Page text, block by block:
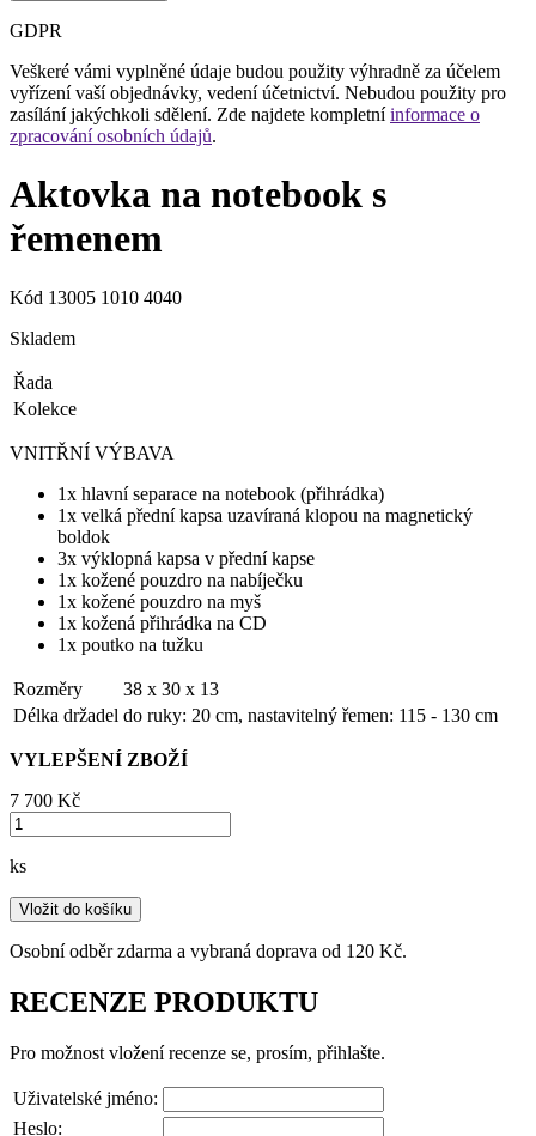
GDPR
Veškeré vámi vyplněné údaje budou použity výhradně za účelem
vyřízení vaší objednávky, vedení účetnictví. Nebudou použity pro
zasílání jakýchkoli sdělení. Zde najdete kompletníinformace o
zpracování osobních údajů.
Aktovka na notebook s
řemenem
Kód 13005 1010 4040
Skladem
Řada
Kolekce
VNITŘNÍ VÝBAVA
1x hlavní separace na notebook (přihrádka)
1x velká přední kapsa uzavíraná klopou na magnetický
boldok
3x výklopná kapsa v přední kapse
1x kožené pouzdro na nabíječku
1x kožené pouzdro na myš
1x kožená přihrádka na CD
1x poutko na tužku
Rozměry
38 x 30 x 13
Délka držadel do ruky: 20 cm, nastavitelný řemen: 115 - 130 cm
VYLEPŠENÍ ZBOŽÍ
7 700 ‎Kč
ks
Vložit do košíku
Osobní odběr zdarma a vybraná doprava od 120 Kč.
RECENZE PRODUKTU
Pro možnost vložení recenze se, prosím, přihlašte.
Uživatelské jméno:
Heslo: